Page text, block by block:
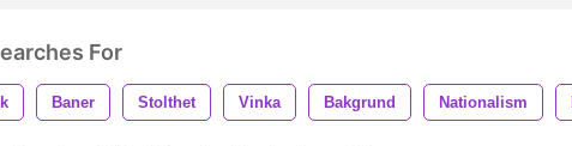
For
Baner Stolthet Vinka Bakgrund Nationalism